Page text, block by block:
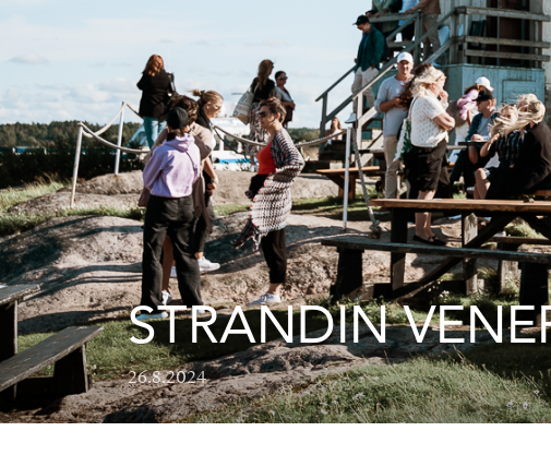
STRANDIN
26.8.2024